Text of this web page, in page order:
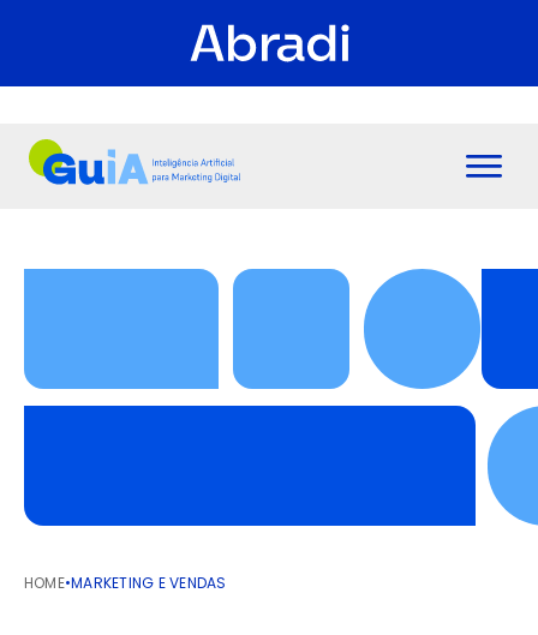
HOME•MARKETING E VENDAS